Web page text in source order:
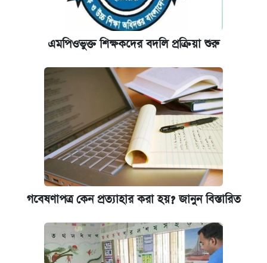
এমপিওভুক্ত শিক্ষকদের বদলি প্রক্রিয়া শুরু
গবেষণাপত্র কেন প্রত্যাহার করা হয়? জানুন বিস্তারিত